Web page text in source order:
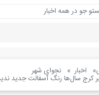
اخبار نجوای شهر
کرج سال‌ها رنگ آسفالت جدید